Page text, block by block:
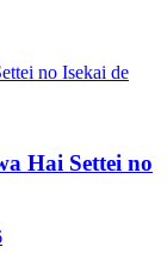
Hai Settei no